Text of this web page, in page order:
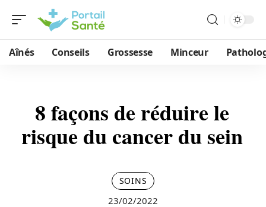
Aînés Conseils Grossesse Minceur
8 façons de réduire le
risque du cancer du sein
SOINS
23/02/2022